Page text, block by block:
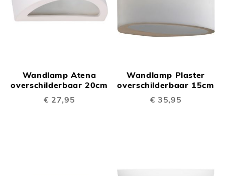
Wandlamp Atena
overschilderbaar 20cm
€ 27,95
Wandlamp Plaster
overschilderbaar 15cm
€ 35,95